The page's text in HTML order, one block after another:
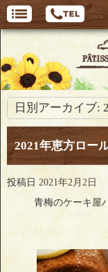
日別アーカイブ:
2021年恵方ロー
投稿日 2021年2月2日
青梅のケーキ屋